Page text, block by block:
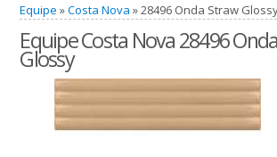
Equipe »Costa Nova » 28496 Onda Straw
Equipe Costa Nova 28496
Glossy